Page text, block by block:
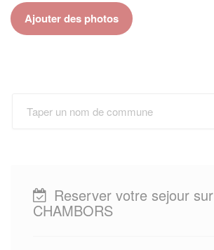
Ajouter des photos
Reserver votre sejour sur
CHAMBORS